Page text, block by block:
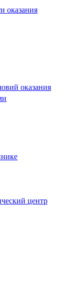
оказания
оказания
центр